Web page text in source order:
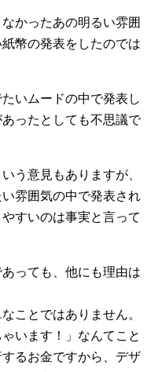
かったあの明るい雰囲
幣の発表をしたのでは
いムードの中で発表し
ったとしても不思議で
う意見もありますが、
雰囲気の中で発表され
すいのは事実と言って
っても、他にも理由は
ことではありません。
います！」なんてこと
るお金ですから、デザ